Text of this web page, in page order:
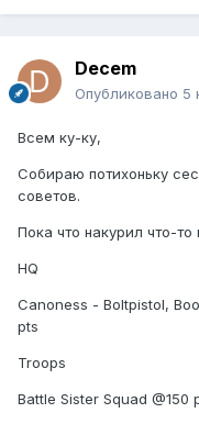
Decem
Опубликовано 5
Всем ку-ку,
Собираю потихоньку
советов.
Пока что накурил что-то
HQ
Canoness - Boltpistol,
pts
Troops
Battle Sister Squad @150